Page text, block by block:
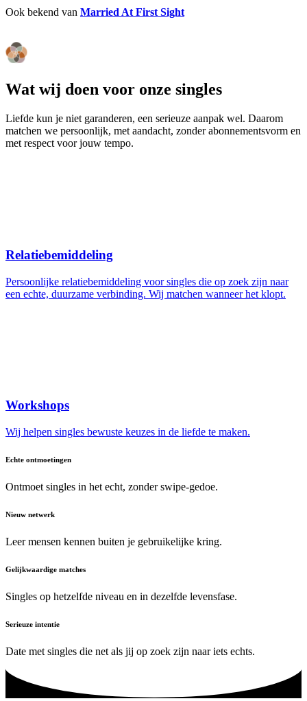
Ook bekend van Married At First Sight
Wat wij doen voor onze singles
Liefde kun je niet garanderen, een serieuze aanpak wel. Daarom
matchen we persoonlijk, met aandacht, zonder abonnementsvorm en
met respect voor jouw tempo.
Relatiebemiddeling
Persoonlijke relatiebemiddeling voor singles die op zoek zijn naar
een echte, duurzame verbinding. Wij matchen wanneer het klopt.
Workshops
Wij helpen singles bewuste keuzes in de liefde te maken.
Echte ontmoetingen
Ontmoet singles in het echt, zonder swipe-gedoe.
Nieuw netwerk
Leer mensen kennen buiten je gebruikelijke kring.
Gelijkwaardige matches
Singles op hetzelfde niveau en in dezelfde levensfase.
Serieuze intentie
Date met singles die net als jij op zoek zijn naar iets echts.